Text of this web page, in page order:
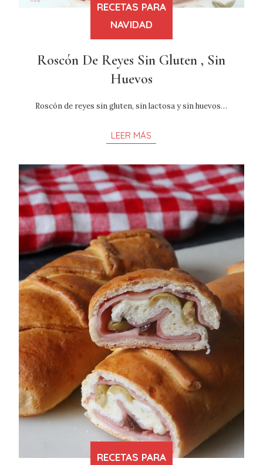
RECETAS PARA
NAVIDAD
Roscón De Reyes Sin Gluten , Sin
Huevos
Roscón de reyes sin gluten, sin lactosa y sin huevos…
LEER MÁS
RECETAS PARA